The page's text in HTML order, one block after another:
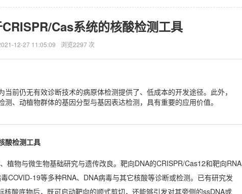
Cas系统的核酸检测工具
12-27 11:05:09 浏览2297 次
前仍无有效诊断技术的病原体检测提供了、低成本的开发途径。此外，
、动植物群体的基因分型与基因表达检测，具有重要的应用价值。
酸检测工具
物与微生物基础研究与遗传改良。靶向DNA的CRISPR/Cas12和靶向RNA
COVID-19等多种RNA、DNA病毒与其它核酸等诊断或检测。已有研究发
酸底物后，既可启动靶向的顺式剪切，还能够引发对其旁侧的ssDNA或